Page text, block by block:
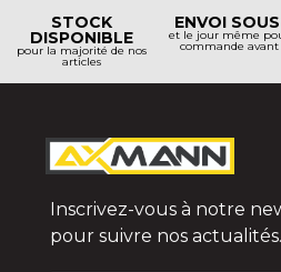
STOCK
DISPONIBLE
pour la majorité de nos
articles
ENVOI
et le jour même
commande avant
Inscrivez-vous à notre
pour suivre nos actualités.